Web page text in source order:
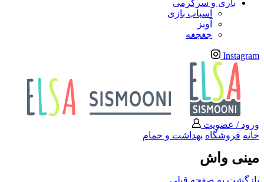
بازی و سرگرمی
اسباب بازی
آویز
جغجغه
Instagram
ورود / عضویت
خانه فروشگاه بهداشت و حمام
مینی واش